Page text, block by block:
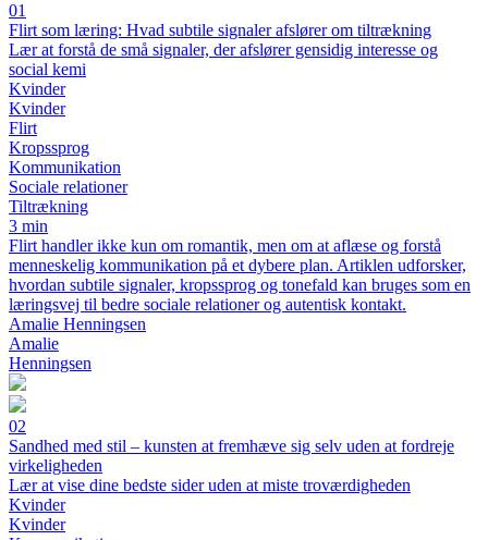
01
Flirt som læring: Hvad subtile signaler afslører om tiltrækning
Lær at forstå de små signaler, der afslører gensidig interesse og
social kemi
Kvinder
Kvinder
Flirt
Kropssprog
Kommunikation
Sociale relationer
Tiltrækning
3 min
Flirt handler ikke kun om romantik, men om at aflæse og forstå
menneskelig kommunikation på et dybere plan. Artiklen udforsker,
hvordan subtile signaler, kropssprog og tonefald kan bruges som en
læringsvej til bedre sociale relationer og autentisk kontakt.
Amalie Henningsen
Amalie
Henningsen
02
Sandhed med stil – kunsten at fremhæve sig selv uden at fordreje
virkeligheden
Lær at vise dine bedste sider uden at miste troværdigheden
Kvinder
Kvinder